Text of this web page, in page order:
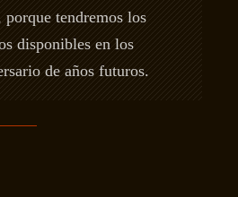
porque tendremos los
disponibles en los
de años futuros.